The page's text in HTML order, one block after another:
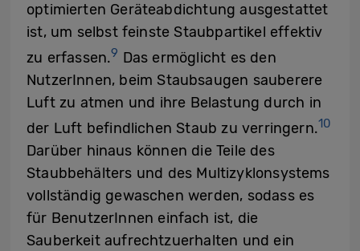
optimierten Geräteabdichtung ausgestattet
ist, um selbst feinste Staubpartikel effektiv
zu erfassen.9 Das ermöglicht es den
NutzerInnen, beim Staubsaugen sauberere
Luft zu atmen und ihre Belastung durch in
der Luft befindlichen Staub zu verringern.10
Darüber hinaus können die Teile des
Staubbehälters und des Multizyklonsystems
vollständig gewaschen werden, sodass es
für BenutzerInnen einfach ist, die
Sauberkeit aufrechtzuerhalten und ein